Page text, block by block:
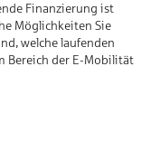
Finanzierung ist
Möglichkeiten Sie
welche laufenden
Bereich der E-Mobilität